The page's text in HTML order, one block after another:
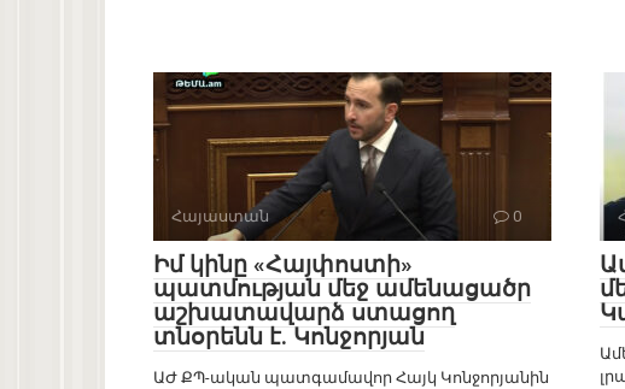
Հայաստան 0
Իմ կինը «Հայփոստի»
պատմության մեջ ամենացածր
աշխատավարձ ստացող
տնօրենն է. Կոնջորյան
ԱԺ ՔՊ-ական պատգամավոր Հայկ Կոնջորյանին